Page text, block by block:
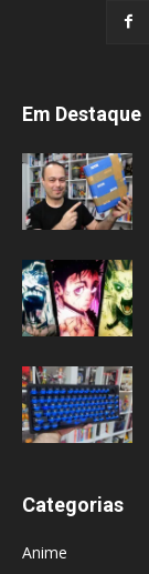
Em Destaque
Categorias
Anime